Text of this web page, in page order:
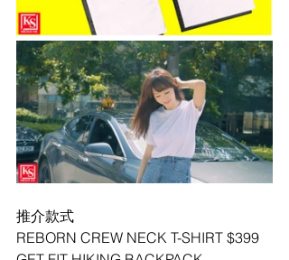
推介款式
REBORN CREW NECK T-SHIRT $399